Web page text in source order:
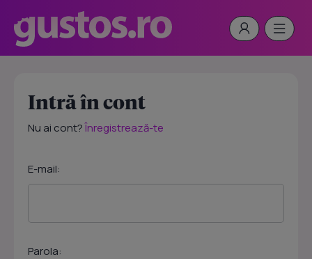
Intră în cont
Nu ai cont?Înregistrează-te
E-mail:
Parola: